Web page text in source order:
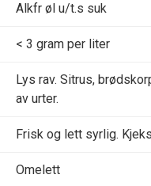
Alkfr øl u/t.s suk
< 3 gram per liter
Lys rav. Sitrus,
av urter.
Frisk og lett syrlig.
Omelett